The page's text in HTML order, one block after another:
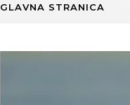
GLAVNA STRANICA